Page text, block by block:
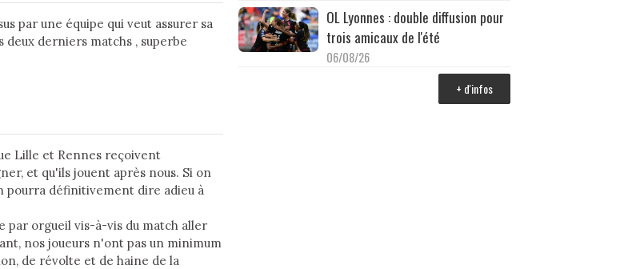
par une équipe qui veut assurer sa
derniers matchs , superbe
Lille et Rennes reçoivent
et qu'ils jouent après nous. Si on
pourra définitivement dire adieu à
par orgueil vis-à-vis du match aller
nos joueurs n'ont pas un minimum
de révolte et de haine de la
OL Lyonnes : double diffusion pour
trois amicaux de l'été
06/08/26
+ d'infos